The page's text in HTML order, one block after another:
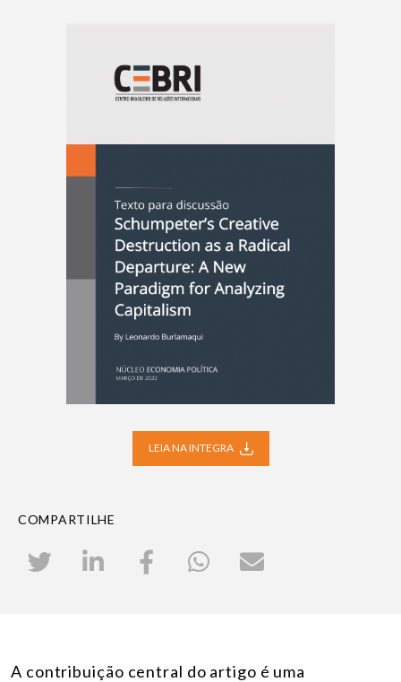
LEIA NA INTEGRA
COMPARTILHE
A contribuição central do artigo é uma